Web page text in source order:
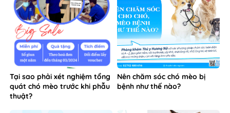
Tại sao phải xét nghiệm tổng
quát chó mèo trước khi phẫu
thuật?
Nên chăm sóc chó mèo bị
bệnh như thế nào?